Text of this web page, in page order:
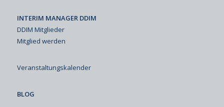
INTERIM MANAGER DDIM
DDIM Mitglieder
Mitglied werden
Veranstaltungskalender
BLOG